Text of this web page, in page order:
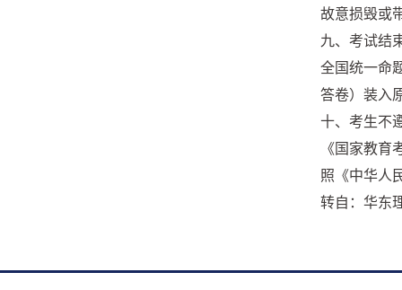
故意损毁或
九、考试结
全国统一命
答卷）装入
十、考生不
《国家教
照《中华人
转自：华东